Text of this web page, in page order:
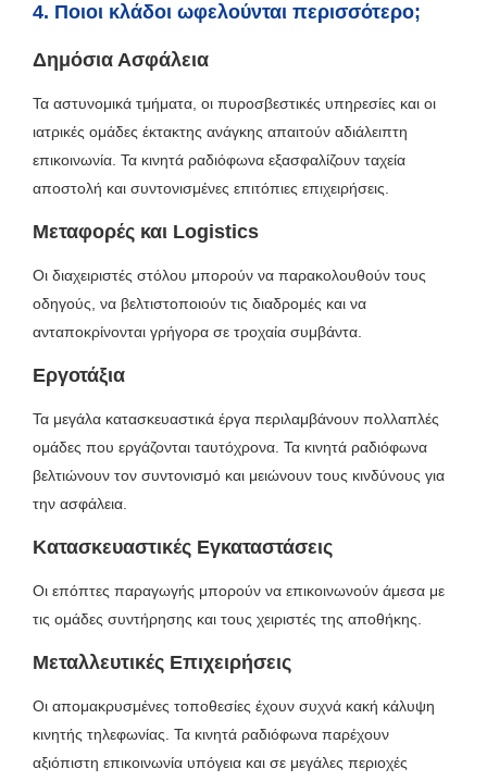
4. Ποιοι κλάδοι ωφελούνται περισσότερο;
Δημόσια Ασφάλεια
Τα αστυνομικά τμήματα, οι πυροσβεστικές υπηρεσίες και οι
ιατρικές ομάδες έκτακτης ανάγκης απαιτούν αδιάλειπτη
επικοινωνία. Τα κινητά ραδιόφωνα εξασφαλίζουν ταχεία
αποστολή και συντονισμένες επιτόπιες επιχειρήσεις.
Μεταφορές και Logistics
Οι διαχειριστές στόλου μπορούν να παρακολουθούν τους
οδηγούς, να βελτιστοποιούν τις διαδρομές και να
ανταποκρίνονται γρήγορα σε τροχαία συμβάντα.
Εργοτάξια
Τα μεγάλα κατασκευαστικά έργα περιλαμβάνουν πολλαπλές
ομάδες που εργάζονται ταυτόχρονα. Τα κινητά ραδιόφωνα
βελτιώνουν τον συντονισμό και μειώνουν τους κινδύνους για
την ασφάλεια.
Κατασκευαστικές Εγκαταστάσεις
Οι επόπτες παραγωγής μπορούν να επικοινωνούν άμεσα με
τις ομάδες συντήρησης και τους χειριστές της αποθήκης.
Μεταλλευτικές Επιχειρήσεις
Οι απομακρυσμένες τοποθεσίες έχουν συχνά κακή κάλυψη
κινητής τηλεφωνίας. Τα κινητά ραδιόφωνα παρέχουν
αξιόπιστη επικοινωνία υπόγεια και σε μεγάλες περιοχές